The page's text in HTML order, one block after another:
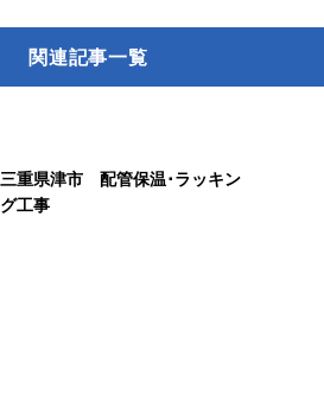
関連記事一覧
三重県津市 配管保温･ラッキン
グ工事